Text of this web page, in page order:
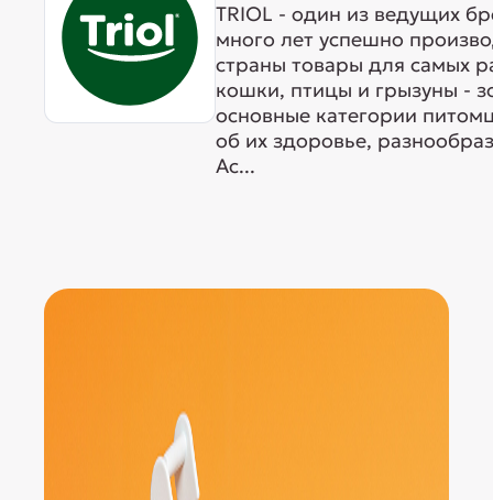
TRIOL - один из ведущих
много лет успешно
страны товары для самых
кошки, птицы и грызуны -
основные категории
об их здоровье,
Ас...